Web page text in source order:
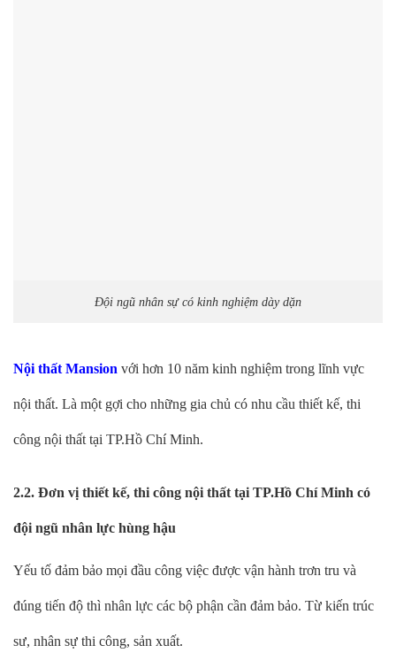
Đội ngũ nhân sự có kinh nghiệm dày dặn
Nội thất Mansion với hơn 10 năm kinh nghiệm trong lĩnh vực
nội thất. Là một gợi cho những gia chủ có nhu cầu thiết kế, thi
công nội thất tại TP.Hồ Chí Minh.
2.2. Đơn vị thiết kế, thi công nội thất tại TP.Hồ Chí Minh có
đội ngũ nhân lực hùng hậu
Yếu tố đảm bảo mọi đầu công việc được vận hành trơn tru và
đúng tiến độ thì nhân lực các bộ phận cần đảm bảo. Từ kiến trúc
sư, nhân sự thi công, sản xuất.